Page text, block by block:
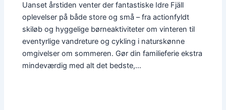
Uanset årstiden venter der fantastiske Idre Fjäll
oplevelser på både store og små – fra actionfyldt
skiløb og hyggelige børneaktiviteter om vinteren til
eventyrlige vandreture og cykling i naturskønne
omgivelser om sommeren. Gør din familieferie ekstra
mindeværdig med alt det bedste,…